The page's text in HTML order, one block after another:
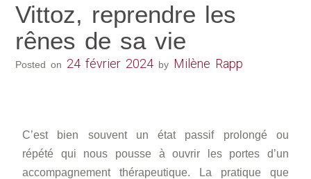
Vittoz, reprendre les
rênes de sa vie
Posted on 24 février 2024 by Milène Rapp
C’est bien souvent un état passif prolongé ou
répété qui nous pousse à ouvrir les portes d’un
accompagnement thérapeutique. La pratique que